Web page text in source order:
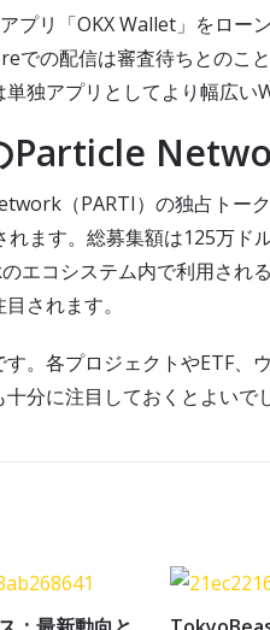
プリ「OKX Wallet」をロー
での配信は審査待ちとのこ
独アプリとしてより幅広い
（PARTI）の独占トー
れます。総募集額は125万ド
エコシステム内で利用され
されます。
。各プロジェクトやETF、
分に注目しておくとよいで